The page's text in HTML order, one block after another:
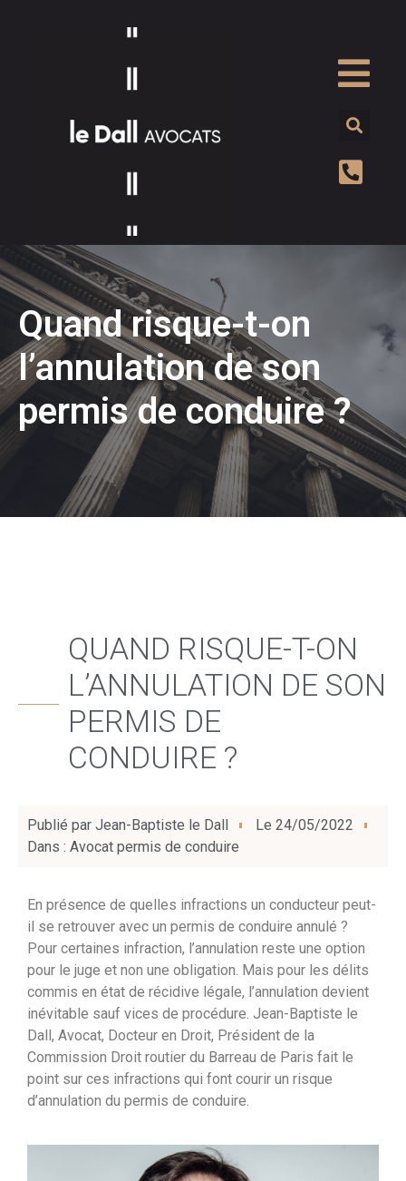
Quand risque-t-on
l’annulation de son
permis de conduire ?
QUAND RISQUE-T-ON
L’ANNULATION DE SON
PERMIS DE
CONDUIRE ?
Publié par Jean-Baptiste le Dall Le 24/05/2022
Dans : Avocat permis de conduire
En présence de quelles infractions un conducteur peut-
il se retrouver avec un permis de conduire annulé ?
Pour certaines infraction, l’annulation reste une option
pour le juge et non une obligation. Mais pour les délits
commis en état de récidive légale, l’annulation devient
inévitable sauf vices de procédure. Jean-Baptiste le
Dall, Avocat, Docteur en Droit, Président de la
Commission Droit routier du Barreau de Paris fait le
point sur ces infractions qui font courir un risque
d’annulation du permis de conduire.